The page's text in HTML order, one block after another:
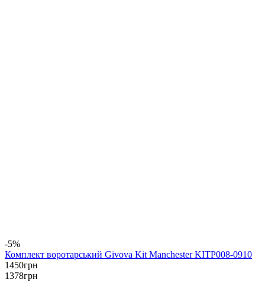
-5%
Комплект воротарський Givova Kit Manchester KITP008-0910
1450грн
1378грн